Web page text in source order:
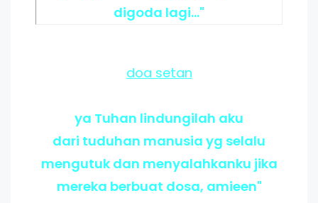
digoda lagi..."
doa setan
ya Tuhan lindungilah aku
dari tuduhan manusia yg selalu
mengutuk dan menyalahkanku jika
mereka berbuat dosa, amieen"